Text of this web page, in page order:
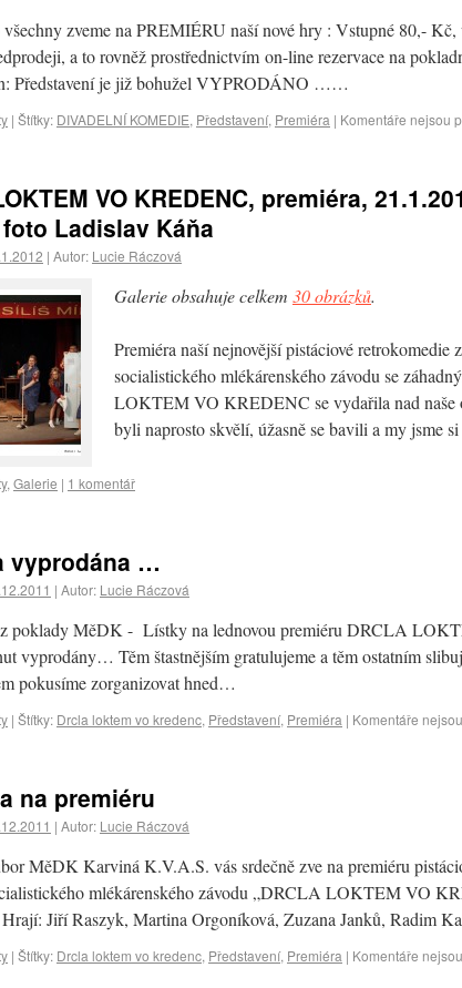
zveme na PREMIÉRU naší nové hry : Vstupné 80,- Kč,
a to rovněž prostřednictvím on-line rezervace na
Představení je již bohužel VYPRODÁNO ……
| Štítky: DIVADELNÍ KOMEDIE, Představení, Premiéra | Komentáře nejsou
VO KREDENC, premiéra,
Ladislav Káňa
| Autor: Lucie Ráczová
Galerie obsahuje celkem 30 obrázků.
Premiéra naší nejnovější pistáciové retrokomedie
socialistického mlékárenského závodu se
LOKTEM VO KREDENC se vydařila nad naše
byli naprosto skvělí, úžasně se bavili a my jsme
, Galerie | 1 komentář
vyprodána …
| Autor: Lucie Ráczová
poklady MěDK - Lístky na lednovou premiéru DRCLA
vyprodány… Těm štastnějším gratulujeme a těm ostatním
pokusíme zorganizovat hned…
| Štítky: Drcla loktem vo kredenc, Představení, Premiéra | Komentáře
na premiéru
| Autor: Lucie Ráczová
MěDK Karviná K.V.A.S. vás srdečně zve na premiéru
mlékárenského závodu „DRCLA LOKTEM VO
Jiří Raszyk, Martina Orgoníková, Zuzana Janků, Radim
| Štítky: Drcla loktem vo kredenc, Představení, Premiéra | Komentáře